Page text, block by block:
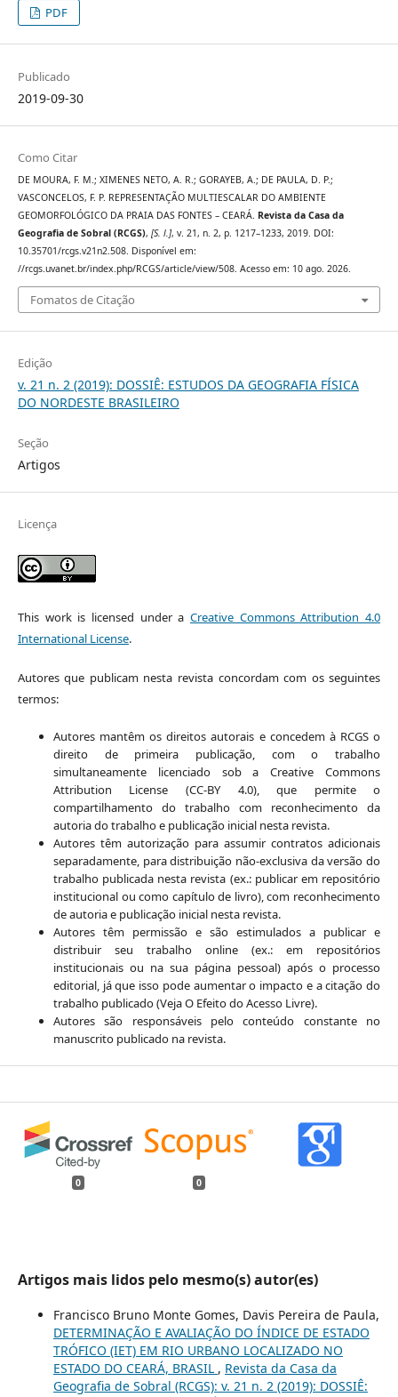
PDF
Publicado
2019-09-30
Como Citar
DE MOURA, F. M.; XIMENES NETO, A. R.; GORAYEB, A.; DE PAULA, D. P.;
VASCONCELOS, F. P. REPRESENTAÇÃO MULTIESCALAR DO AMBIENTE
GEOMORFOLÓGICO DA PRAIA DAS FONTES – CEARÁ. Revista da Casa da
Geografia de Sobral (RCGS), [S. l.], v. 21, n. 2, p. 1217–1233, 2019. DOI:
10.35701/rcgs.v21n2.508. Disponível em:
//rcgs.uvanet.br/index.php/RCGS/article/view/508. Acesso em: 10 ago. 2026.
Fomatos de Citação
Edição
v. 21 n. 2 (2019): DOSSIÊ: ESTUDOS DA GEOGRAFIA FÍSICA
DO NORDESTE BRASILEIRO
Seção
Artigos
Licença
This work is licensed under aCreative Commons Attribution 4.0
International License.
Autores que publicam nesta revista concordam com os seguintes
termos:
Autores mantêm os direitos autorais e concedem à RCGS o
direito de primeira publicação, com o trabalho
simultaneamente licenciado sob a Creative Commons
Attribution License (CC-BY 4.0), que permite o
compartilhamento do trabalho com reconhecimento da
autoria do trabalho e publicação inicial nesta revista.
Autores têm autorização para assumir contratos adicionais
separadamente, para distribuição não-exclusiva da versão do
trabalho publicada nesta revista (ex.: publicar em repositório
institucional ou como capítulo de livro), com reconhecimento
de autoria e publicação inicial nesta revista.
Autores têm permissão e são estimulados a publicar e
distribuir seu trabalho online (ex.: em repositórios
institucionais ou na sua página pessoal) após o processo
editorial, já que isso pode aumentar o impacto e a citação do
trabalho publicado (Veja O Efeito do Acesso Livre).
Autores são responsáveis pelo conteúdo constante no
manuscrito publicado na revista.
0 0
Artigos mais lidos pelo mesmo(s) autor(es)
Francisco Bruno Monte Gomes, Davis Pereira de Paula,
DETERMINAÇÃO E AVALIAÇÃO DO ÍNDICE DE ESTADO
TRÓFICO (IET) EM RIO URBANO LOCALIZADO NO
ESTADO DO CEARÁ, BRASIL , Revista da Casa da
Geografia de Sobral (RCGS): v. 21 n. 2 (2019): DOSSIÊ: